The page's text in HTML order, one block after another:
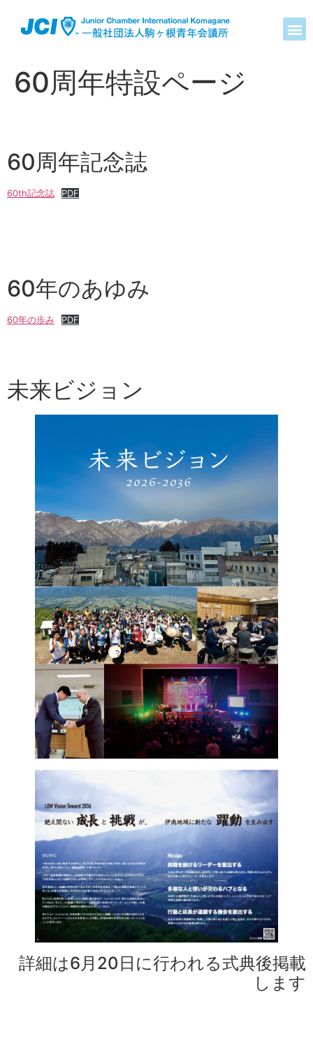
60周年特設ページ
60周年記念誌
60th記念誌 PDF
60年のあゆみ
60年の歩み PDF
未来ビジョン
詳細は6月20日に行われる式典後掲載
します